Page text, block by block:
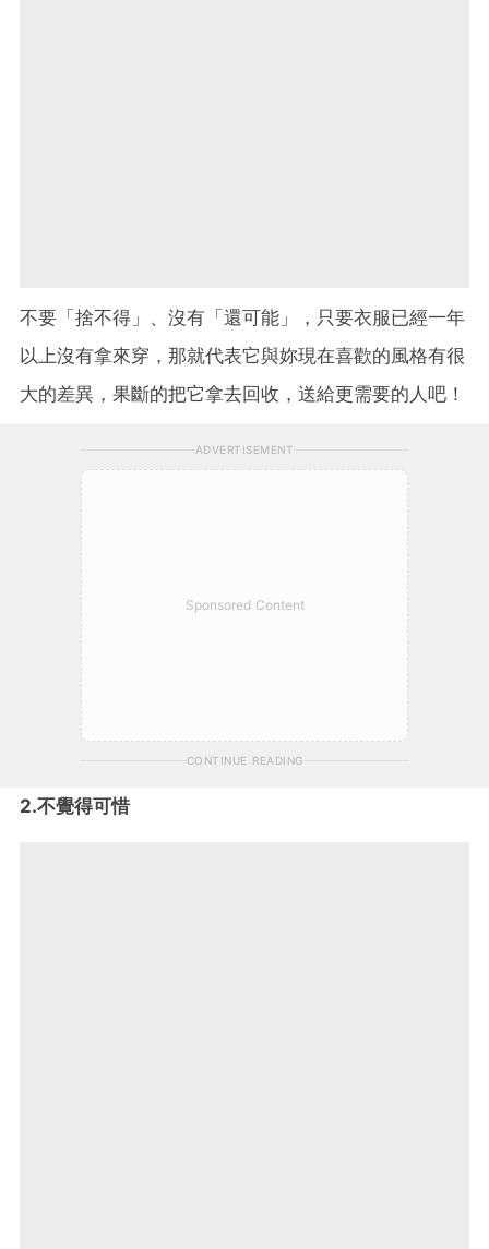
不要「捨不得」、沒有「還可能」，只要衣服已經一年
以上沒有拿來穿，那就代表它與妳現在喜歡的風格有很
大的差異，果斷的把它拿去回收，送給更需要的人吧！
ADVERTISEMENT
Sponsored Content
CONTINUE READING
2.不覺得可惜